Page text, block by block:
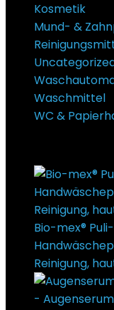
Kosmetik
Mund- &
Waschmittel
WC &
Bio-mex®
Reinigung,